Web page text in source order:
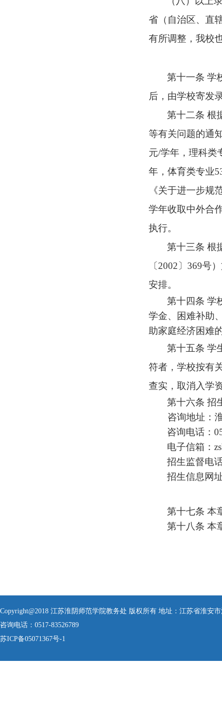
省（自治区、直
有所调整，我校
第十一条 学
后，由学校寄发
第十二条 根
等有关问题的通
元/学年，理科类
年，体育类专业
《关于进一步规
学年收取中外合
执行。
第十三条 根
〔2002〕369号
安排。
第十四条 学
学金、困难补助
助家庭经济困难
第十五条 学
符者，学校按有
查实，取消入学
第十六条 招
咨询地址：
咨询电话：
电子信箱：
招生监督电
招生信息网
第十七条 本
第十八条 本
Copyright@2018 江苏淮阴师范学院教务处 版权所有 地址：江苏省淮安
咨询电话：0517-83526789
苏ICP备05071367号-1